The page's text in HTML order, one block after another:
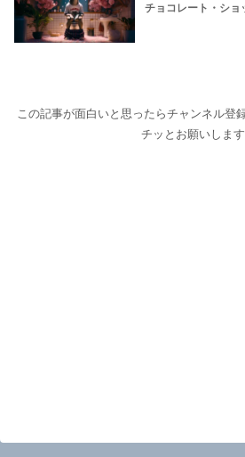
チョコレート・ショ
この記事が面白いと思ったらチャンネル登
チッとお願いします